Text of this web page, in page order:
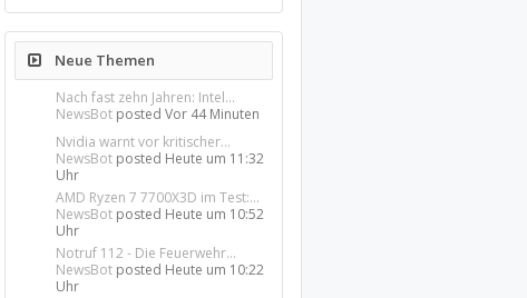
Neue Themen
Nach fast zehn Jahren: Intel...
NewsBot postedVor 44 Minuten
Nvidia warnt vor kritischer...
NewsBot posted Heute um 11:32
Uhr
AMD Ryzen 7 7700X3D im Test:...
NewsBot posted Heute um 10:52
Uhr
Notruf 112 - Die Feuerwehr...
NewsBot posted Heute um 10:22
Uhr